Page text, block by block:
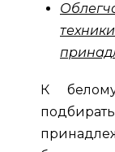
К